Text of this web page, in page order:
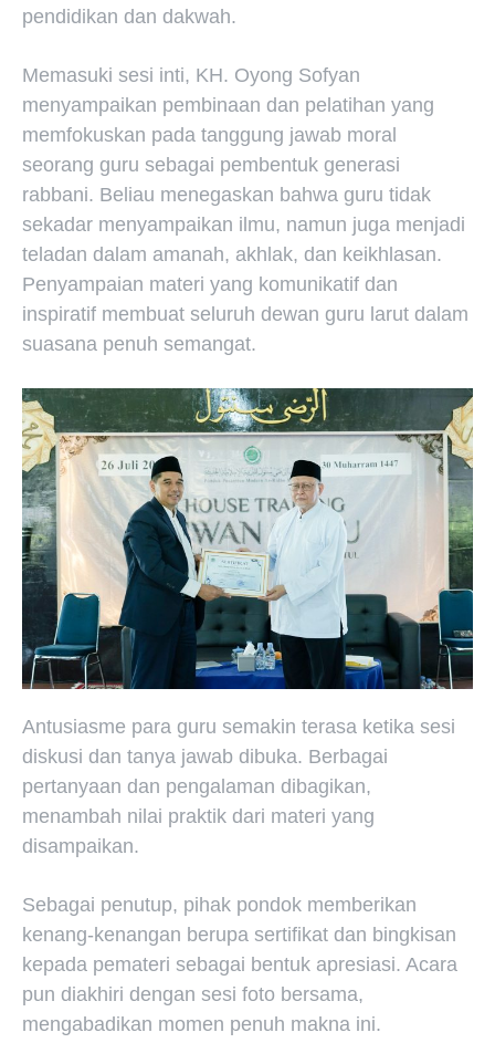
pendidikan dan dakwah.
Memasuki sesi inti, KH. Oyong Sofyan
menyampaikan pembinaan dan pelatihan yang
memfokuskan pada tanggung jawab moral
seorang guru sebagai pembentuk generasi
rabbani. Beliau menegaskan bahwa guru tidak
sekadar menyampaikan ilmu, namun juga menjadi
teladan dalam amanah, akhlak, dan keikhlasan.
Penyampaian materi yang komunikatif dan
inspiratif membuat seluruh dewan guru larut dalam
suasana penuh semangat.
Antusiasme para guru semakin terasa ketika sesi
diskusi dan tanya jawab dibuka. Berbagai
pertanyaan dan pengalaman dibagikan,
menambah nilai praktik dari materi yang
disampaikan.
Sebagai penutup, pihak pondok memberikan
kenang-kenangan berupa sertifikat dan bingkisan
kepada pemateri sebagai bentuk apresiasi. Acara
pun diakhiri dengan sesi foto bersama,
mengabadikan momen penuh makna ini.